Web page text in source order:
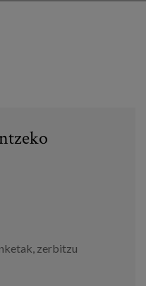
, zerbitzu